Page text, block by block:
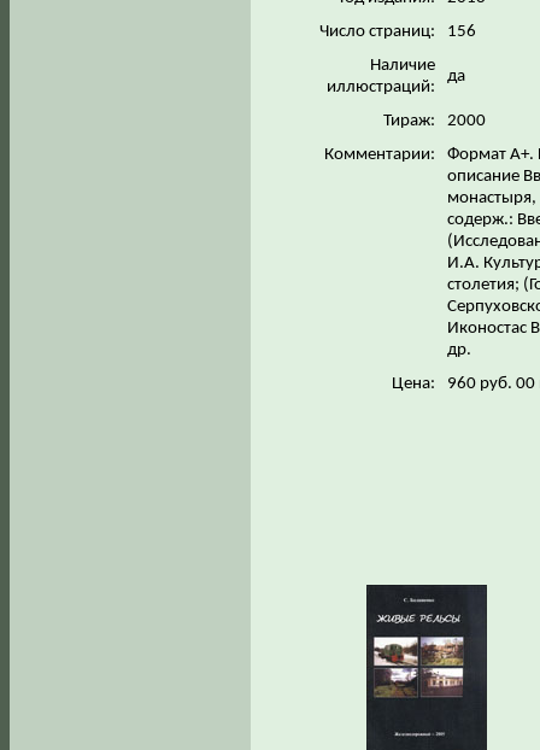
Число страниц:
156
Наличие
иллюстраций:
да
Тираж:
2000
Комментарии:
Формат А+.
описание
содерж.:
И.А.
столетия;
Иконостас
др.
Цена:
960 руб. 00